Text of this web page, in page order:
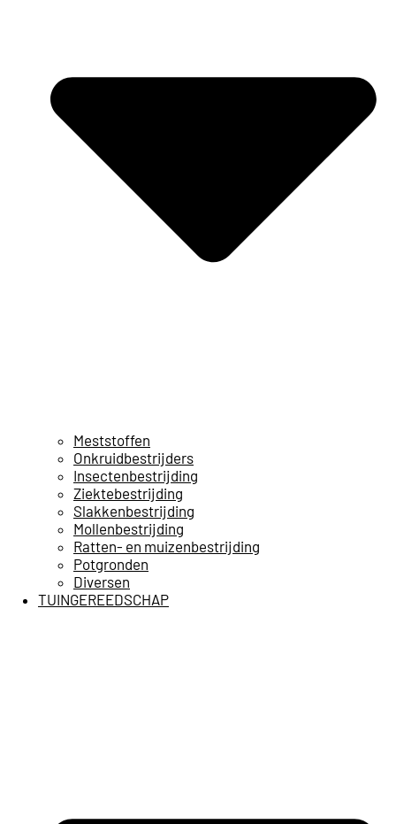
Meststoffen
Onkruidbestrijders
Insectenbestrijding
Ziektebestrijding
Slakkenbestrijding
Mollenbestrijding
Ratten- en muizenbestrijding
Potgronden
Diversen
TUINGEREEDSCHAP